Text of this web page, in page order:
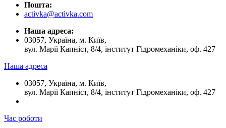
Пошта:
activka@activka.com
Наша адреса:
03057, Україна, м. Київ,
вул. Марії Капніст, 8/4, інститут Гідромеханіки, оф. 427
Наша адреса
03057, Україна, м. Київ,
вул. Марії Капніст, 8/4, інститут Гідромеханіки, оф. 427
Час роботи